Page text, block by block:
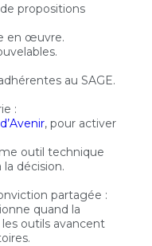
propositions
en œuvre.
au SAGE.
:
, pour activer
outil technique
la décision.
partagée :
quand la
outils avancent